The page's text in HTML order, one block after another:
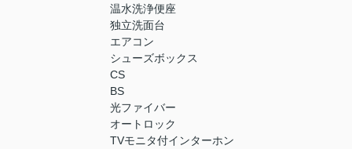
温水洗浄便座
独立洗面台
エアコン
シューズボックス
CS
BS
光ファイバー
オートロック
TVモニタ付インターホン